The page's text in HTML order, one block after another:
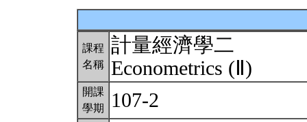
課程
名稱
計量經濟學二
Econometrics (Ⅱ)
開課
學期
107-2